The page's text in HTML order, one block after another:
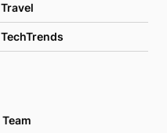
Travel
TechTrends
Team